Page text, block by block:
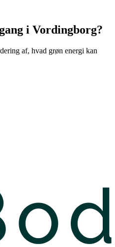
i Vordingborg?
af, hvad grøn energi kan